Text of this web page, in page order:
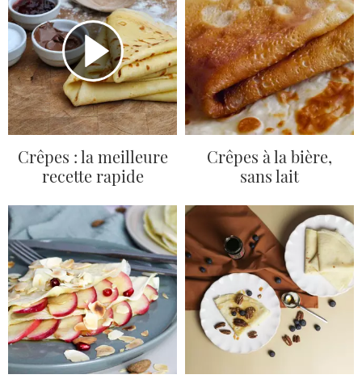
Crêpes : la meilleure
recette rapide
Crêpes à la bière,
sans lait